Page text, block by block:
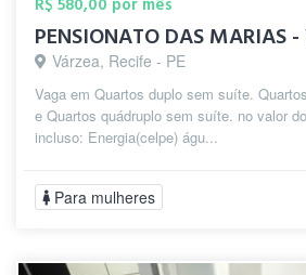
R$ 580,00 por mês
Várzea, Recife - PE
Vaga em Quartos duplo sem suíte.
e Quartos quádruplo sem suíte. no valor
incluso: Energia(celpe) águ...
Para mulheres